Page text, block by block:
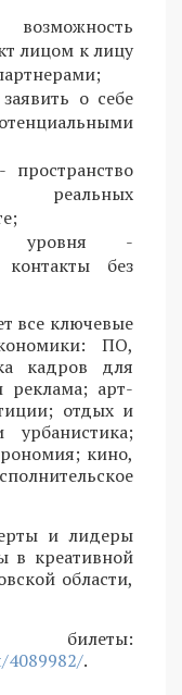
лицом к лицу
о себе
реальных
уровня -
контакты без
все ключевые
ПО,
кадров для
реклама; арт-
отдых и
урбанистика;
кино,
и лидеры
в креативной
области,
4089982/.